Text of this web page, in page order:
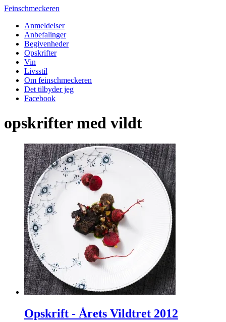
Feinschmeckeren
Anmeldelser
Anbefalinger
Begivenheder
Opskrifter
Vin
Livsstil
Om feinschmeckeren
Det tilbyder jeg
Facebook
opskrifter med vildt
Opskrift - Årets Vildtret 2012